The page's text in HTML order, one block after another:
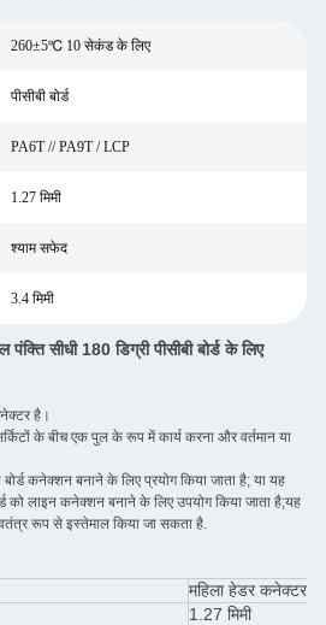
260±5℃ 10 सेकंड के लिए
पीसीबी बोर्ड
PA6T // PA9T / LCP
1.27 मिमी
श्याम सफेद
3.4 मिमी
सीधी 180 डिग्री पीसीबी बोर्ड के लिए
है।
के बीच एक पुल के रूप में कार्य करना और वर्तमान या
कनेक्शन बनाने के लिए प्रयोग किया जाता है; या यह
को लाइन कनेक्शन बनाने के लिए उपयोग किया जाता है;यह
रूप से इस्तेमाल किया जा सकता है.
महिला हेडर कनेक्टर
1.27 मिमी